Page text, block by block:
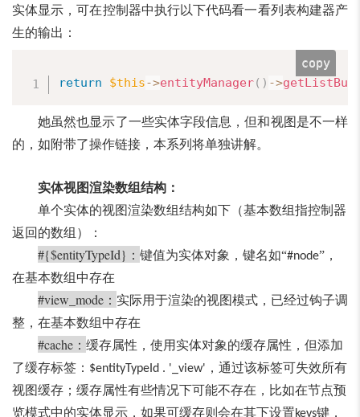
实体显示，可在控制器中执行以下代码看一看列表构建器产
生的输出：
return $this->entityManager( ) ->
copy
她虽然也显示了一些实体字段信息，但和视图是不一样
的，如附带了操作链接，本系列将单独讲解。
实体视图渲染数组结构 ：
单个实体的视图渲染数组结构如下（基本数组指控制器
返回的数组）：
#{$entityTypeId} ： 键值为实体对象，键名如“#node”，
在基本数组中存在
#view_mode ： 实际用于渲染的视图模式，已经过钩子调
整，在基本数组中存在
#cache ： 缓存属性，使用实体对象的缓存属性，但添加
了缓存标签： $entityTypeId . '_view' ，通过该标签可失效所有
视图缓存；缓存属性有些情况下可能不存在，比如在节点预
览模式中的实体显示，如果可缓存则会在其下设置keys键，